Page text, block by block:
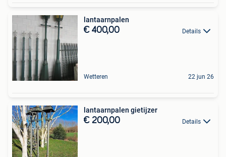
lantaarnpalen
€ 400,00 Details
Wetteren 22 jun 26
lantaarnpalen gietijzer
€ 200,00 Details